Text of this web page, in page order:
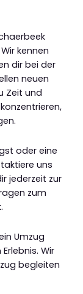
kennen
dir bei der
neuen
Zeit und
oder eine
uns
jederzeit zur
zum
Umzug
Wir
begleiten